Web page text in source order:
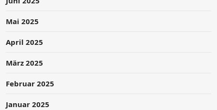
Mai 2025
April 2025
März 2025
Februar 2025
Januar 2025